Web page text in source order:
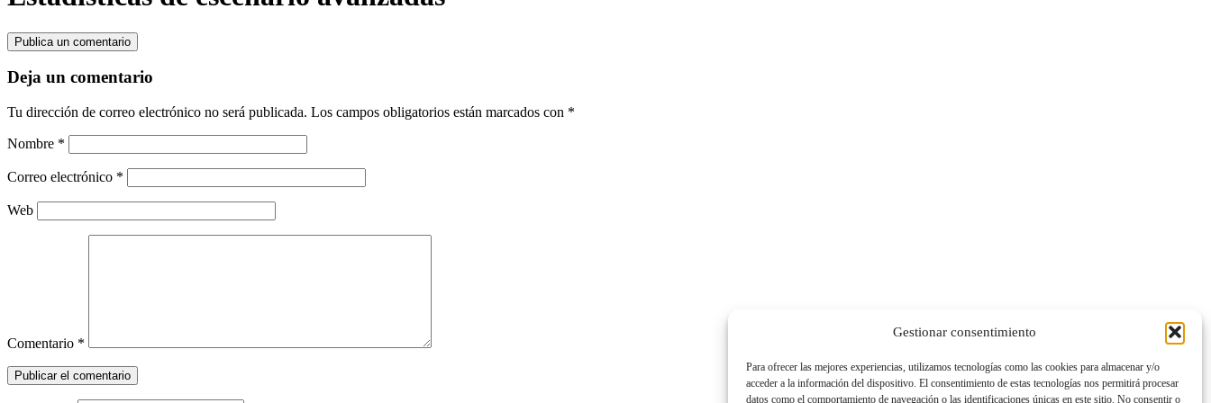
Gestionar consentimiento
Para ofrecer las mejores experiencias, utilizamos tecnologías como las cookies para almacenar y/o
acceder a la información del dispositivo. El consentimiento de estas tecnologías nos permitirá procesar
datos como el comportamiento de navegación o las identificaciones únicas en este sitio. No consentir o
Publica un comentario
Deja un comentario
Tu dirección de correo electrónico no será publicada. Los campos obligatorios están marcados con *
Nombre *
Correo electrónico *
Web
Comentario *